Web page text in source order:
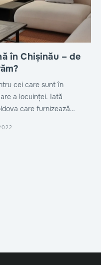
în Chișinău – de
cei care sunt în
a locuinței. Iată
care furnizează